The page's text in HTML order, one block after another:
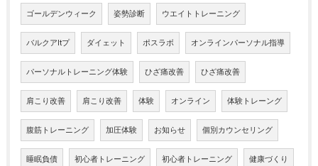
ゴールデンウィーク 姿勢診断 ウエイトトレーニング
バルクアltプ ダイェット ポスラボ オンラインパーソナル指導
パーソナルトレーニング体験 ひざ痛改善 ひざ痛改善
肩こり改善 肩こり改善 体験 オンライン 体験トレーング
腹筋トレーニング 加圧体験 お知らせ 個別カウンセリング
睡眠負債 初心者トレーニング 初心者トレーニング 健康づくり